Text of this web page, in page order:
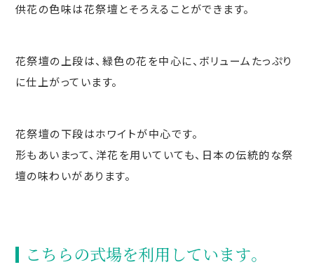
供花の色味は花祭壇とそろえることができます。
花祭壇の上段は、緑色の花を中心に、ボリュームたっぷり
に仕上がっています。
花祭壇の下段はホワイトが中心です。
形もあいまって、洋花を用いていても、日本の伝統的な祭
壇の味わいがあります。
こちらの式場を利⽤しています。